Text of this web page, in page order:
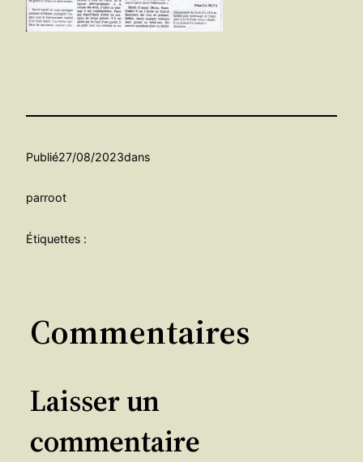
Publié27/08/2023dans
parroot
Étiquettes :
Commentaires
Laisser un
commentaire